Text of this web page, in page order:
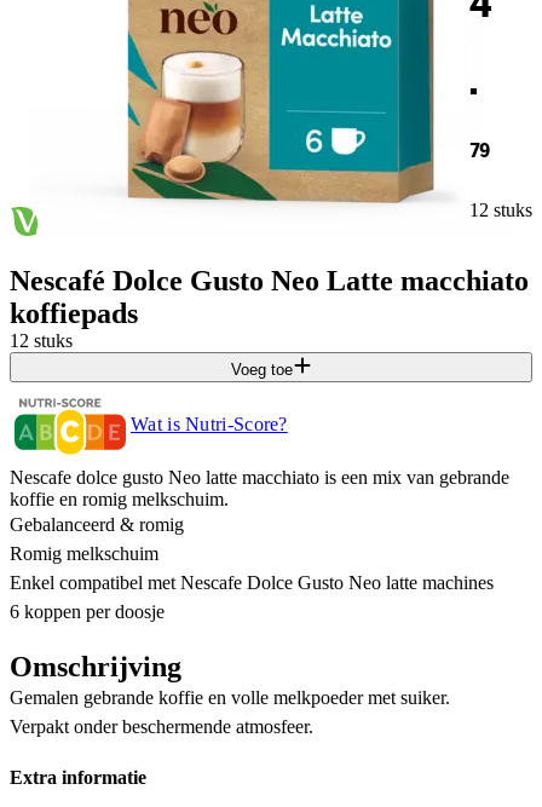
.
79
12 stuks
Nescafé Dolce Gusto Neo Latte macchiato
koffiepads
12 stuks
Voeg toe
Wat is Nutri-Score?
Nescafe dolce gusto Neo latte macchiato is een mix van gebrande
koffie en romig melkschuim.
Gebalanceerd & romig
Romig melkschuim
Enkel compatibel met Nescafe Dolce Gusto Neo latte machines
6 koppen per doosje
Omschrijving
Gemalen gebrande koffie en volle melkpoeder met suiker.
Verpakt onder beschermende atmosfeer.
Extra informatie